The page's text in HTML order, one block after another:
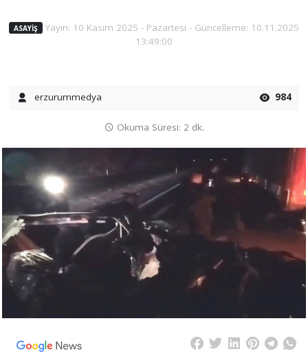
ASAYIŞ Yayın: 10 Kasım 2025 - Pazartesi - Güncelleme: 10.11.2025
13:49:00
erzurummedya 984
Okuma Süresi: 2 dk.